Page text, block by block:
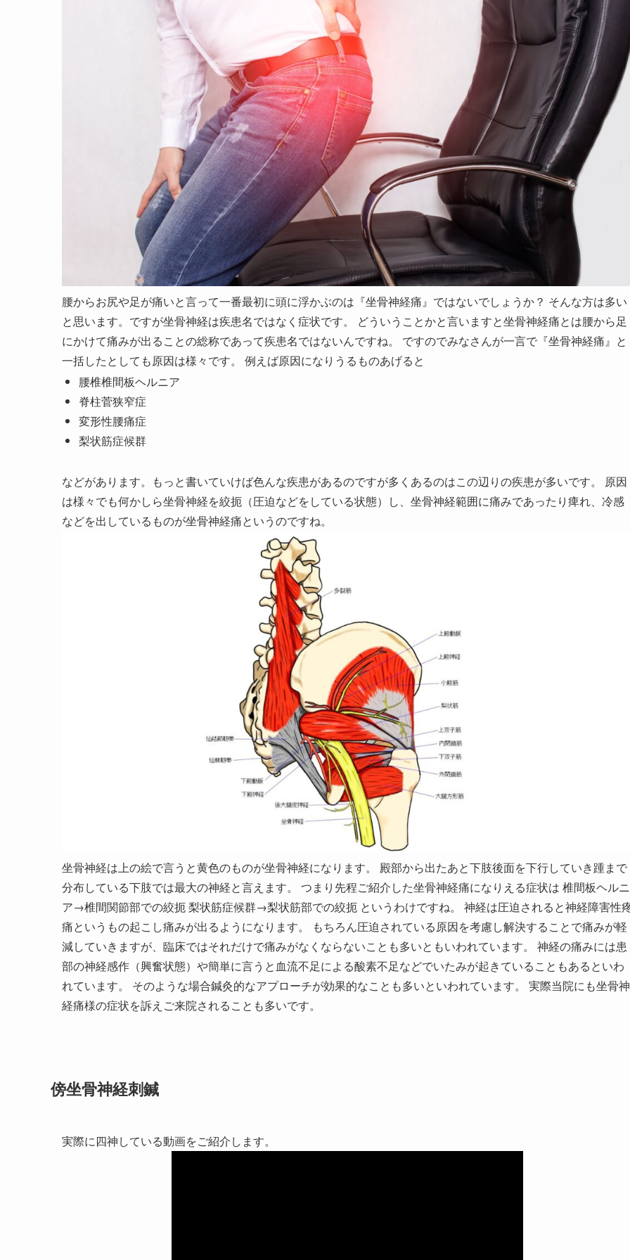
腰からお尻や足が痛いと言って一番最初に頭に浮かぶのは『坐骨神経痛』ではないでしょうか？ そんな方は多い
と思います。ですが坐骨神経は疾患名ではなく症状です。 どういうことかと言いますと坐骨神経痛とは腰から足
にかけて痛みが出ることの総称であって疾患名ではないんですね。 ですのでみなさんが一言で『坐骨神経痛』と
一括したとしても原因は様々です。 例えば原因になりうるものあげると
腰椎椎間板ヘルニア
脊柱菅狭窄症
変形性腰痛症
梨状筋症候群
などがあります。もっと書いていけば色んな疾患があるのですが多くあるのはこの辺りの疾患が多いです。 原因
は様々でも何かしら坐骨神経を絞扼（圧迫などをしている状態）し、坐骨神経範囲に痛みであったり痺れ、冷感
などを出しているものが坐骨神経痛というのですね。
坐骨神経は上の絵で言うと黄色のものが坐骨神経になります。 殿部から出たあと下肢後面を下行していき踵まで
分布している下肢では最大の神経と言えます。 つまり先程ご紹介した坐骨神経痛になりえる症状は 椎間板ヘルニ
ア→椎間関節部での絞扼 梨状筋症候群→梨状筋部での絞扼 というわけですね。 神経は圧迫されると神経障害性
痛というもの起こし痛みが出るようになります。 もちろん圧迫されている原因を考慮し解決することで痛みが軽
減していきますが、臨床ではそれだけで痛みがなくならないことも多いともいわれています。 神経の痛みには患
部の神経感作（興奮状態）や簡単に言うと血流不足による酸素不足などでいたみが起きていることもあるといわ
れています。 そのような場合鍼灸的なアプローチが効果的なことも多いといわれています。 実際当院にも坐骨神
経痛様の症状を訴えご来院されることも多いです。
傍坐骨神経刺鍼
実際に四神している動画をご紹介します。